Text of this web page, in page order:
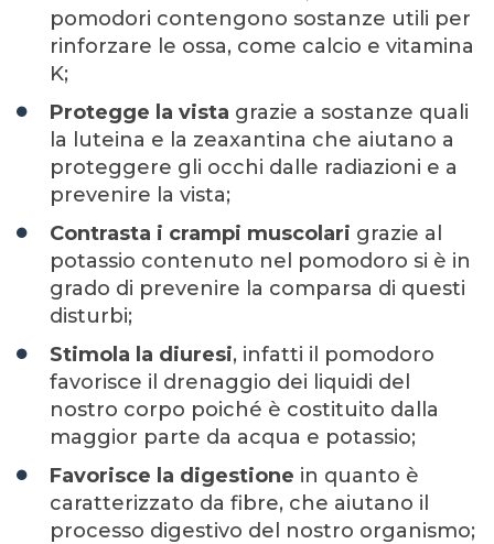
pomodori contengono sostanze utili per
rinforzare le ossa, come calcio e vitamina
K;
Protegge la vista grazie a sostanze quali
la luteina e la zeaxantina che aiutano a
proteggere gli occhi dalle radiazioni e a
prevenire la vista;
Contrasta i crampi muscolari grazie al
potassio contenuto nel pomodoro si è in
grado di prevenire la comparsa di questi
disturbi;
Stimola la diuresi, infatti il pomodoro
favorisce il drenaggio dei liquidi del
nostro corpo poiché è costituito dalla
maggior parte da acqua e potassio;
Favorisce la digestione in quanto è
caratterizzato da fibre, che aiutano il
processo digestivo del nostro organismo;